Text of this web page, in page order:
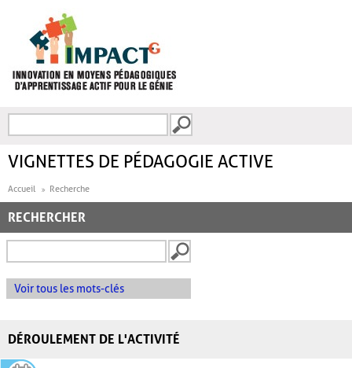
FORMULAIRE DE
VIGNETTES DE PÉDAGOGIE ACTIVE
Accueil Recherche
RECHERCHER
Voir tous les mots-clés
DÉROULEMENT DE L'ACTIVITÉ